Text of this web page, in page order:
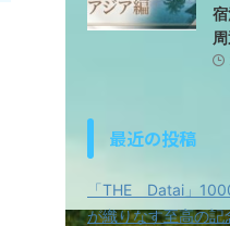
最近の投稿
「THE Datai」
が織りなす至高の